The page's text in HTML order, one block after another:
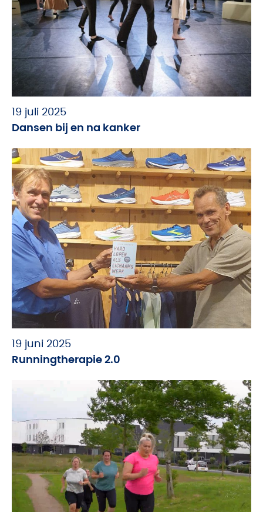
19 juli 2025
Dansen bij en na kanker
19 juni 2025
Runningtherapie 2.0